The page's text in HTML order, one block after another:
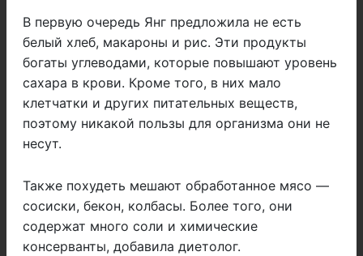
В первую очередь Янг предложила не есть
белый хлеб, макароны и рис. Эти продукты
богаты углеводами, которые повышают уровень
сахара в крови. Кроме того, в них мало
клетчатки и других питательных веществ,
поэтому никакой пользы для организма они не
несут.
Также похудеть мешают обработанное мясо —
сосиски, бекон, колбасы. Более того, они
содержат много соли и химические
консерванты, добавила диетолог.